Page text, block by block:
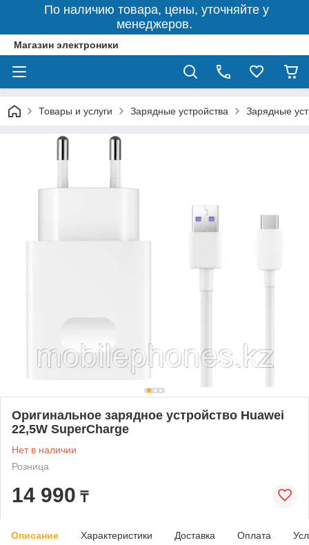
По наличию товара, цены, уточняйте у
менеджеров.
Магазин электроники
Товары и услуги Зарядные устройства Зарядные
Оригинальное зарядное устройство Huawei
22,5W SuperCharge
Нет в наличии
Розница
14 990 ₸
Описание Характеристики Доставка Оплата